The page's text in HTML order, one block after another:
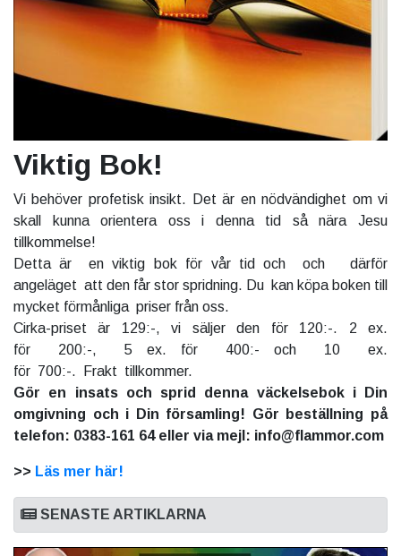
Viktig Bok!
Vi behöver profetisk insikt. Det är en nödvändighet om vi
skall kunna orientera oss i denna tid så nära Jesu
tillkommelse!
Detta är en viktig bok för vår tid och och därför
angeläget att den får stor spridning. Du kan köpa boken till
mycket förmånliga priser från oss.
Cirka-priset är 129:-, vi säljer den för 120:-. 2 ex.
för 200:-, 5 ex. för 400:- och 10 ex.
för 700:-. Frakt tillkommer.
Gör en insats och sprid denna väckelsebok i Din
omgivning och i Din församling! Gör beställning på
telefon: 0383-161 64 eller via mejl: info@flammor.com
>> Läs mer här!
SENASTE ARTIKLARNA